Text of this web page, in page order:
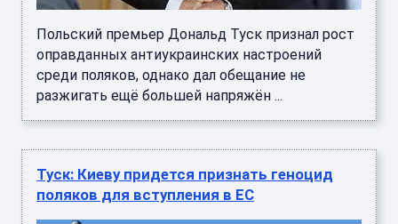
Польский премьер Дональд Туск признал рост
оправданных антиукраинских настроений
среди поляков, однако дал обещание не
разжигать ещё большей напряжён ...
Туск: Киеву придется признать геноцид
поляков для вступления в ЕС